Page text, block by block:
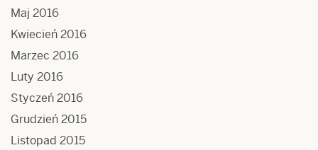
Maj 2016
Kwiecień 2016
Marzec 2016
Luty 2016
Styczeń 2016
Grudzień 2015
Listopad 2015